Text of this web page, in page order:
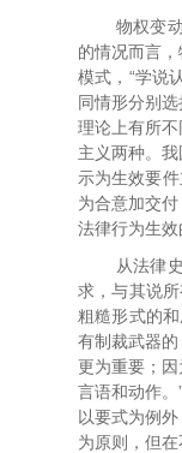
物权变
的情况而言
模式，“学说
同情形分别
理论上有所
主义两种。
示为生效要
为合意加交
法律行为生
从法律
求，与其说
粗糙形式的
有制裁武器
更为重要；
言语和动作
以要式为例
为原则，但